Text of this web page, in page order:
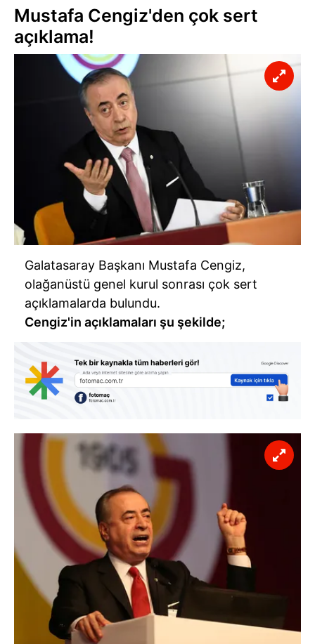
Mustafa Cengiz'den çok sert
açıklama!
Galatasaray Başkanı Mustafa Cengiz,
olağanüstü genel kurul sonrası çok sert
açıklamalarda bulundu.
Cengiz'in açıklamaları şu şekilde;